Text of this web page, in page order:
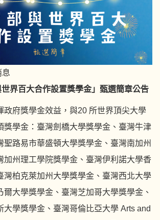
息
界百大合作設置獎學金」甄選簡章公告
政府獎學金效益，與20 所世界頂尖大學
獎學金：臺灣劍橋大學獎學金、臺灣牛津
聖路易市華盛頓大學獎學金、臺灣南加州
加州理工學院獎學金、臺灣伊利諾大學香
灣柏克萊加州大學獎學金、臺灣西北大學
爾大學獎學金、臺灣芝加哥大學獎學金、
大學獎學金、臺灣哥倫比亞大學 Arts and